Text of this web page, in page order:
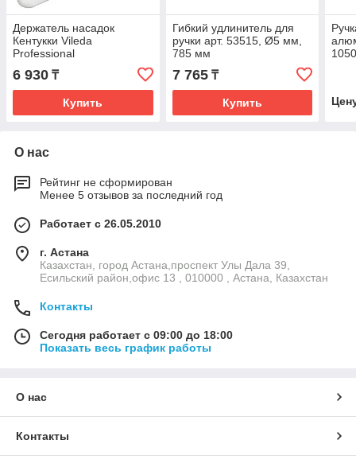
Держатель насадок
Кентукки Vileda
Professional
6 930 ₸
Купить
Гибкий удлинитель для
ручки арт. 53515, Ø5 мм,
785 мм
7 765₸
Купить
О нас
Рейтинг не сформирован
Менее 5 отзывов за последний год
Работает с 26.05.2010
г. Астана
Казахстан, город Астана,проспект Улы Дала 39,
Есильский район,офис 13 , 010000 , Астана, Казахстан
Контакты
Сегодня работает с 09:00 до 18:00
Показать весь график работы
О нас
Контакты